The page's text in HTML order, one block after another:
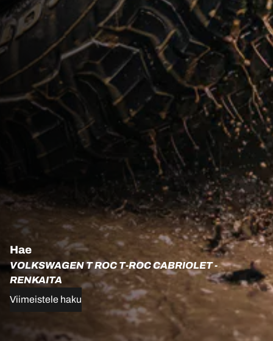
Hae
VOLKSWAGEN T ROC T-ROC CABRIOLET -
RENKAITA
Viimeistele haku